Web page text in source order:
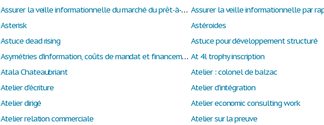
Assurer la veille informationnelle du marché du prêt-à-porter féminin
Asterisk
Astéroides
Astuce dead rising
Astuce pour développement structuré
Asymétries d'information, coûts de mandat et financement des entreprises françaises, 1890-1936 At 4l trophy inscription
Atala Chateaubriant
Atelier : colonel de balzac
Atelier d'écriture
Atelier d'intégration
Atelier dirigé
Atelier economic consulting work
Atelier relation commerciale
Atelier sur la preuve